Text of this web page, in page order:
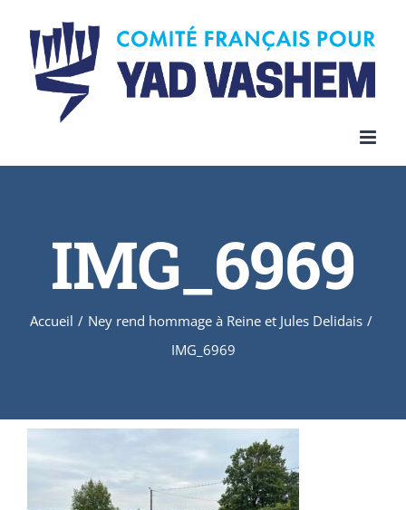
content
IMG_6969
Accueil / Ney rend hommage à Reine et Jules Delidais /
IMG_6969